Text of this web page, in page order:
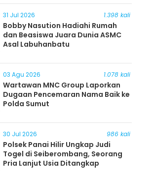
31 Jul 2026 1.398 kali
Bobby Nasution Hadiahi Rumah
dan Beasiswa Juara Dunia ASMC
Asal Labuhanbatu
03 Agu 2026 1.078 kali
Wartawan MNC Group Laporkan
Dugaan Pencemaran Nama Baik ke
Polda Sumut
30 Jul 2026 986 kali
Polsek Panai Hilir Ungkap Judi
Togel di Seiberombang, Seorang
Pria Lanjut Usia Ditangkap